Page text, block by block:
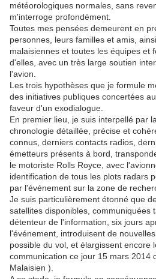
météorologiques normales, sans
m'interroge profondément.
Toutes mes pensées demeurent en
personnes, leurs familles et amis,
malaisiennes et toutes les équipes et
d'elles, avec un très large soutien
l'avion.
Les trois hypothèses que je formule
des initiatives publiques concertées
faveur d'un exodialogue.
En premier lieu, je suis interpellé par
chronologie détaillée, précise et
connus, derniers contacts radios,
émetteurs présents à bord,
le motoriste Rolls Royce, avec
identification de tous les plots radars
par l'événement sur la zone de
Je suis particulièrement étonné que
satellites disponibles, communiquées
détenteur de l'information, six jours
l'événement, introduisent de
possible du vol, et élargissent encore
communication ce jour 15 mars 2014
Malaisien ).